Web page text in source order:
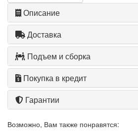
Описание
Доставка
Подъем и сборка
Покупка в кредит
Гарантии
Возможно, Вам также понравятся: